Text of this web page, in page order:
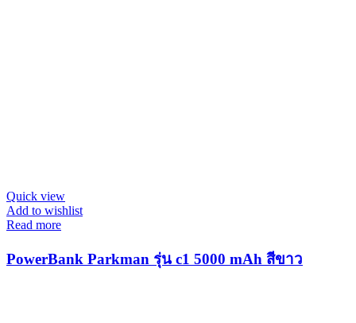
Quick view
Add to wishlist
Read more
PowerBank Parkman รุ่น c1 5000 mAh สีขาว